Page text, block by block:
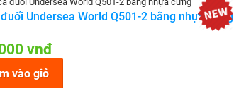
Undersea World Q501-2 bằng nhựa cứng
vnđ
vào giỏ